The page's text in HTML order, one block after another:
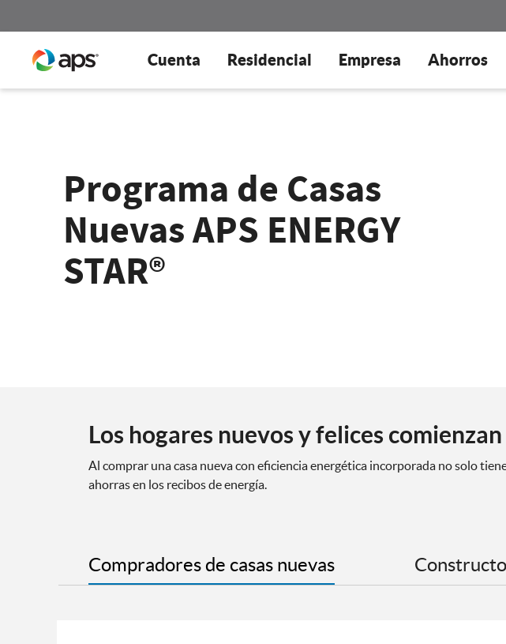
Cuenta Residencial Empresa Ahorros
Programa de Casas
Nuevas APS ENERGY
STAR®
Los hogares nuevos y felices
Al comprar una casa nueva con eficiencia energética incorporada no solo
ahorras en los recibos de energía.
Compradores de casas nuevas